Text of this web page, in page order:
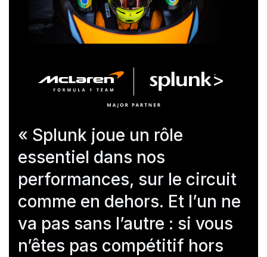
« Splunk joue un rôle
essentiel dans nos
performances, sur le circuit
comme en dehors. Et l’un ne
va pas sans l’autre : si vous
n’êtes pas compétitif hors